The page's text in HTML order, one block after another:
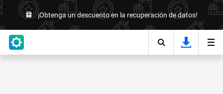
¡Obtenga un descuento en la recuperación de datos!